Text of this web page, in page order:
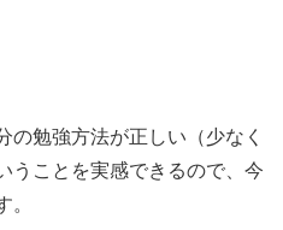
の勉強方法が正しい（少なく
うことを実感できるので、今
。